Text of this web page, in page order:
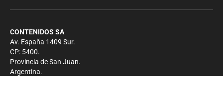
CONTENIDOS SA
Av. España 1409 Sur.
CP: 5400.
Provincia de San Juan.
Argentina.